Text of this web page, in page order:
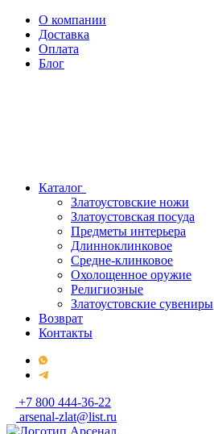
О компании
Доставка
Оплата
Блог
Каталог
Златоустовские ножи
Златоустовская посуда
Предметы интерьера
Длинноклинковое
Средне-клинковое
Охолощенное оружие
Религиозные
Златоустовские сувениры
Возврат
Контакты
+7 800 444-36-22
arsenal-zlat@list.ru